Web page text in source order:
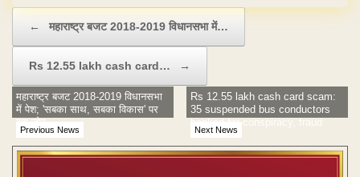
← महाराष्ट्र बजट 2018-2019 विधानसभा में…
Rs 12.55 lakh cash card… →
Previous News
महाराष्ट्र बजट 2018-2019 विधानसभा
में पेश; 'सबका साथ, सबका विकास' पर
रहा जोर
Next News
Rs 12.55 lakh cash card scam:
35 suspended bus conductors
booked for conspiracy, fraud